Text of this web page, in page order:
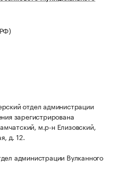
отдел администрации
зарегистрирована
м.р-н Елизовский,
д. 12.
администрации Вулканного